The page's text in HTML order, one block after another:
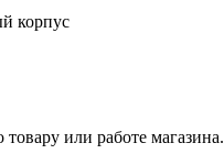
корпус
или работе магазина.